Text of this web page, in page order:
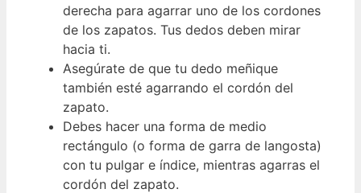
derecha para agarrar uno de los cordones
de los zapatos. Tus dedos deben mirar
hacia ti.
Asegúrate de que tu dedo meñique
también esté agarrando el cordón del
zapato.
Debes hacer una forma de medio
rectángulo (o forma de garra de langosta)
con tu pulgar e índice, mientras agarras el
cordón del zapato.